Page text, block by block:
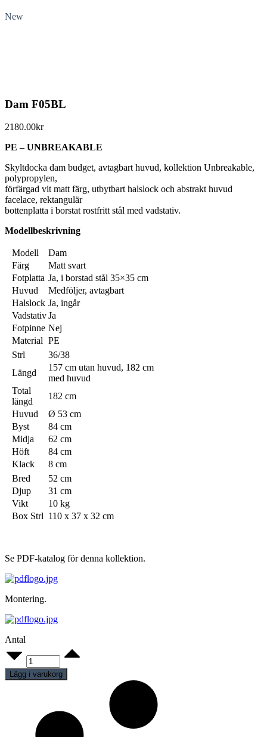
New
Dam F05BL
2180.00kr
PE – UNBREAKABLE
Skyltdocka dam budget, avtagbart huvud, kollektion Unbreakable,
polypropylen,
förfärgad vit matt färg, utbytbart halslock och abstrakt huvud
facelace, rektangulär
bottenplatta i borstat rostfritt stål med vadstativ.
Modellbeskrivning
Modell
Dam
Färg
Matt svart
Fotplatta Ja, i borstad stål 35×35 cm
Huvud
Medföljer, avtagbart
Halslock Ja, ingår
VadstativJa
Fotpinne Nej
Material PE
Strl
36/38
Längd
157 cm utan huvud, 182 cm
med huvud
Total
längd
182 cm
Huvud
Ø 53 cm
Byst
84 cm
Midja
62 cm
Höft
84 cm
Klack
8 cm
Bred
52 cm
Djup
31 cm
Vikt
10 kg
Box Strl 110 x 37 x 32 cm
Se PDF-katalog för denna kollektion.
Montering.
Antal
Dam
F05BL
quantity
Lägg i varukorg